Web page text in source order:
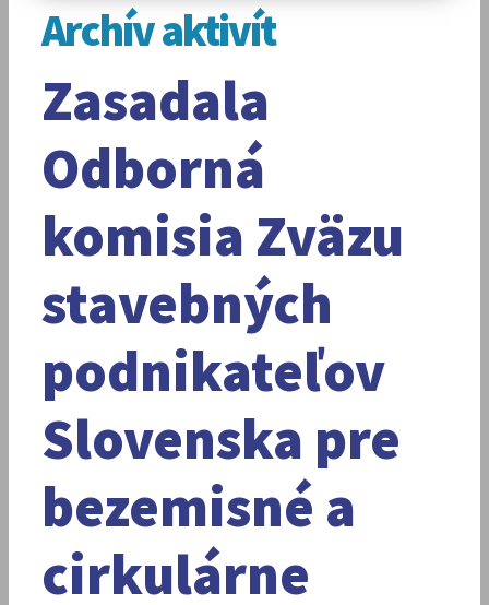
Archív aktivít
Zasadala
Odborná
komisia Zväzu
stavebných
podnikateľov
Slovenska pre
bezemisné a
cirkulárne